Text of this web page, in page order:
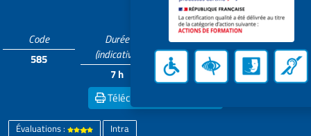
Code
585
Durée
(indicative)
7 h
Tarif
Contactez-
nous
Participants
4 à 12
Télécharger la
Évaluations : Intra